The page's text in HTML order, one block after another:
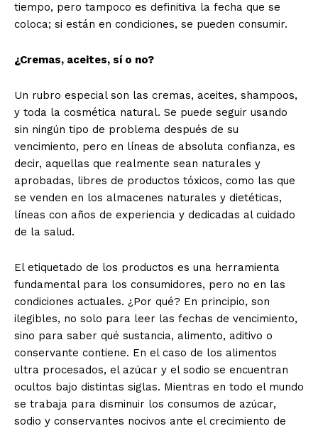
tiempo, pero tampoco es definitiva la fecha que se
coloca; si están en condiciones, se pueden consumir.
¿Cremas, aceites, sí o no?
Un rubro especial son las cremas, aceites, shampoos,
y toda la cosmética natural. Se puede seguir usando
sin ningún tipo de problema después de su
vencimiento, pero en líneas de absoluta confianza, es
decir, aquellas que realmente sean naturales y
aprobadas, libres de productos tóxicos, como las que
se venden en los almacenes naturales y dietéticas,
líneas con años de experiencia y dedicadas al cuidado
de la salud.
El etiquetado de los productos es una herramienta
fundamental para los consumidores, pero no en las
condiciones actuales. ¿Por qué? En principio, son
ilegibles, no solo para leer las fechas de vencimiento,
sino para saber qué sustancia, alimento, aditivo o
conservante contiene. En el caso de los alimentos
ultra procesados, el azúcar y el sodio se encuentran
ocultos bajo distintas siglas. Mientras en todo el mundo
se trabaja para disminuir los consumos de azúcar,
sodio y conservantes nocivos ante el crecimiento de